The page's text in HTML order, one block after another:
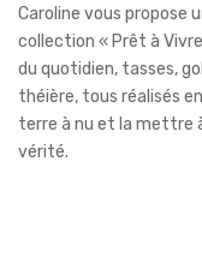
Caroline vous propose
collection « Prêt à
du quotidien, tasses,
théière, tous réalisés
terre à nu et la mettre
vérité.